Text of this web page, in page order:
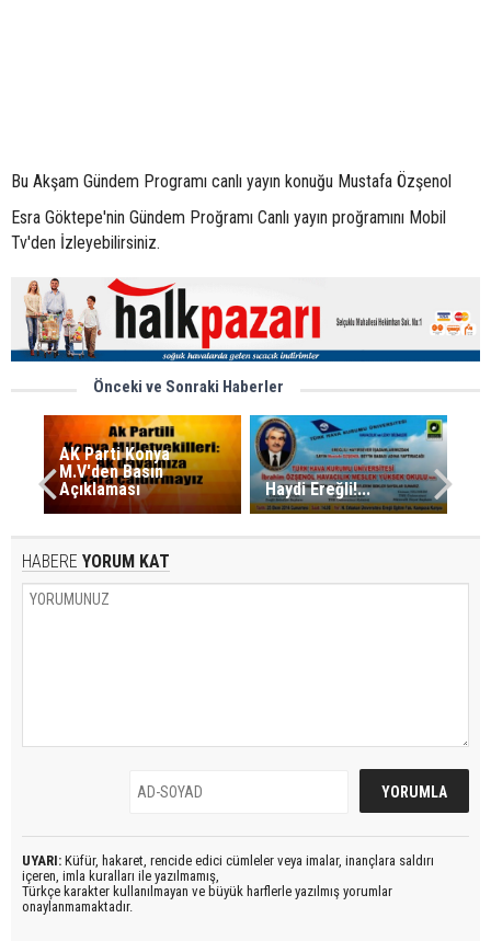
Bu Akşam Gündem Programı canlı yayın konuğu Mustafa Özşenol
Esra Göktepe'nin Gündem Proğramı Canlı yayın proğramını Mobil
Tv'den İzleyebilirsiniz.
Önceki ve Sonraki Haberler
AK Parti Konya
M.V'den Basın
Açıklaması
Haydi Ereğli!...
HABERE YORUM KAT
UYARI: Küfür, hakaret, rencide edici cümleler veya imalar, inançlara saldırı
içeren, imla kuralları ile yazılmamış,
Türkçe karakter kullanılmayan ve büyük harflerle yazılmış yorumlar
onaylanmamaktadır.